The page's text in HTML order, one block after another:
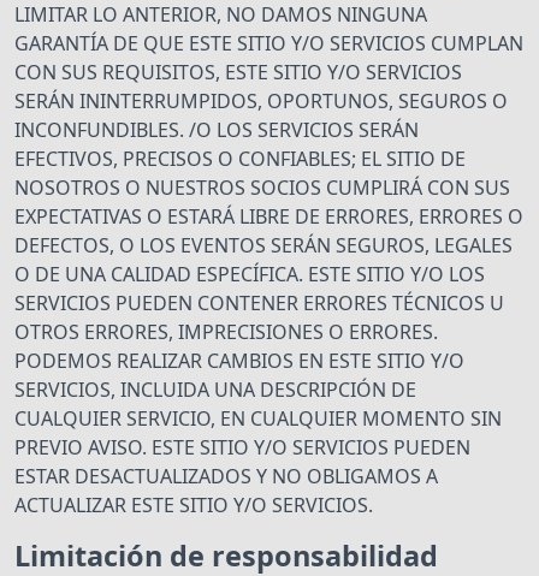
LIMITAR LO ANTERIOR, NO DAMOS NINGUNA
GARANTÍA DE QUE ESTE SITIO Y/O SERVICIOS CUMPLAN
CON SUS REQUISITOS, ESTE SITIO Y/O SERVICIOS
SERÁN ININTERRUMPIDOS, OPORTUNOS, SEGUROS O
INCONFUNDIBLES. /O LOS SERVICIOS SERÁN
EFECTIVOS, PRECISOS O CONFIABLES; EL SITIO DE
NOSOTROS O NUESTROS SOCIOS CUMPLIRÁ CON SUS
EXPECTATIVAS O ESTARÁ LIBRE DE ERRORES, ERRORES O
DEFECTOS, O LOS EVENTOS SERÁN SEGUROS, LEGALES
O DE UNA CALIDAD ESPECÍFICA. ESTE SITIO Y/O LOS
SERVICIOS PUEDEN CONTENER ERRORES TÉCNICOS U
OTROS ERRORES, IMPRECISIONES O ERRORES.
PODEMOS REALIZAR CAMBIOS EN ESTE SITIO Y/O
SERVICIOS, INCLUIDA UNA DESCRIPCIÓN DE
CUALQUIER SERVICIO, EN CUALQUIER MOMENTO SIN
PREVIO AVISO. ESTE SITIO Y/O SERVICIOS PUEDEN
ESTAR DESACTUALIZADOS Y NO OBLIGAMOS A
ACTUALIZAR ESTE SITIO Y/O SERVICIOS.
Limitación de responsabilidad